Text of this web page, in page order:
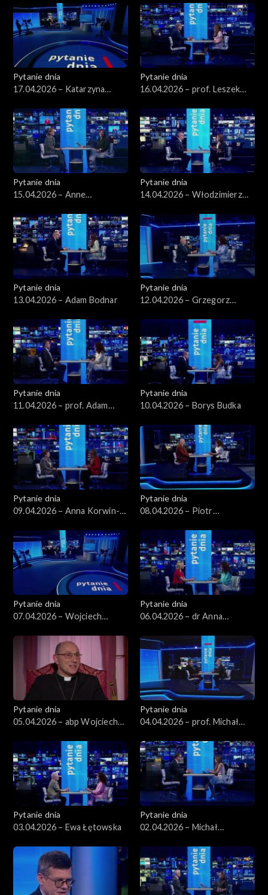
Pytanie dnia
17.04.2026 – Katarzyna
Pytanie dnia
16.04.2026 – prof. Leszek
Pytanie dnia
15.04.2026 – Anne
Pytanie dnia
14.04.2026 – Włodzimierz
Pytanie dnia
13.04.2026 – Adam Bodnar
Pytanie dnia
12.04.2026 – Grzegorz
Pytanie dnia
11.04.2026 – prof. Adam
Pytanie dnia
10.04.2026 – Borys Budka
Pytanie dnia
09.04.2026 – Anna Korwin-
Pytanie dnia
08.04.2026 – Piotr
Pytanie dnia
07.04.2026 – Wojciech
Pytanie dnia
06.04.2026 – dr Anna
Pytanie dnia
05.04.2026 – abp Wojciech
Pytanie dnia
04.04.2026 – prof. Michał
Pytanie dnia
03.04.2026 – Ewa Łętowska
Pytanie dnia
02.04.2026 – Michał